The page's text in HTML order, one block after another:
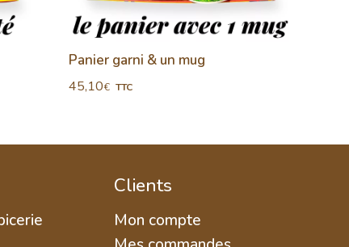
Panier garni & un mug
45,10€ TTC
Clients
Mon compte